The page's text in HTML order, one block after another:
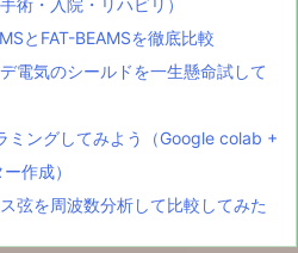
術・入院・リハビリ）
とFAT-BEAMSを徹底比較
電気のシールドを一生懸命試して
ミングしてみよう（Google colab +
作成）
弦を周波数分析して比較してみた